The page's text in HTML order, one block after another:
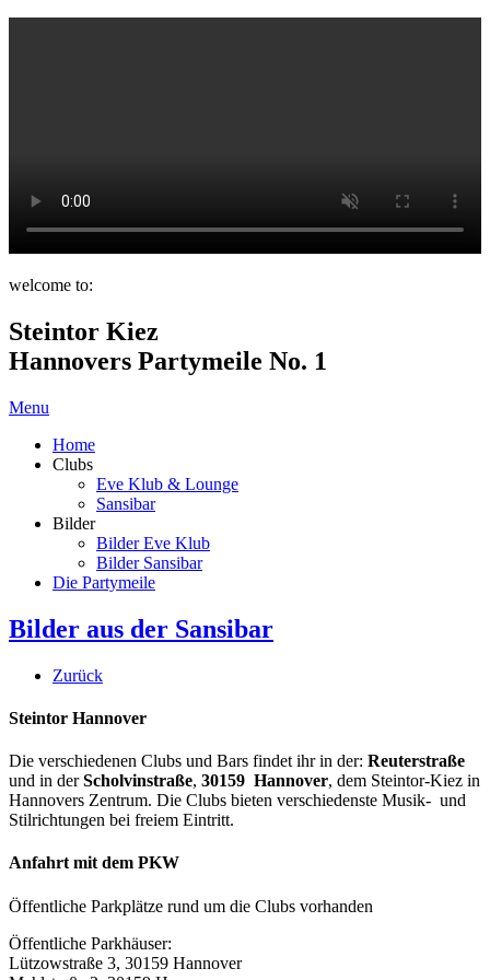
welcome to:
Steintor Kiez
Hannovers Partymeile No. 1
Menu
Home
Clubs
Eve Klub & Lounge
Sansibar
Bilder
Bilder Eve Klub
Bilder Sansibar
Die Partymeile
Bilder aus der Sansibar
Zurück
Steintor Hannover
Die verschiedenen Clubs und Bars findet ihr in der: Reuterstraße
und in derScholvinstraße, 30159 Hannover, dem Steintor-Kiez in
Hannovers Zentrum. Die Clubs bieten verschiedenste Musik- und
Stilrichtungen bei freiem Eintritt.
Anfahrt mit dem PKW
Öffentliche Parkplätze rund um die Clubs vorhanden
Öffentliche Parkhäuser:
Lützowstraße 3, 30159 Hannover